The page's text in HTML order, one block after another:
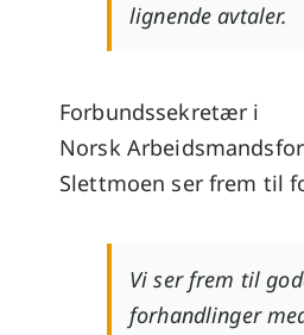
lignende avtaler.
Forbundssekretær i
Norsk
Slettmoen ser frem til
Vi ser frem til
forhandlinger